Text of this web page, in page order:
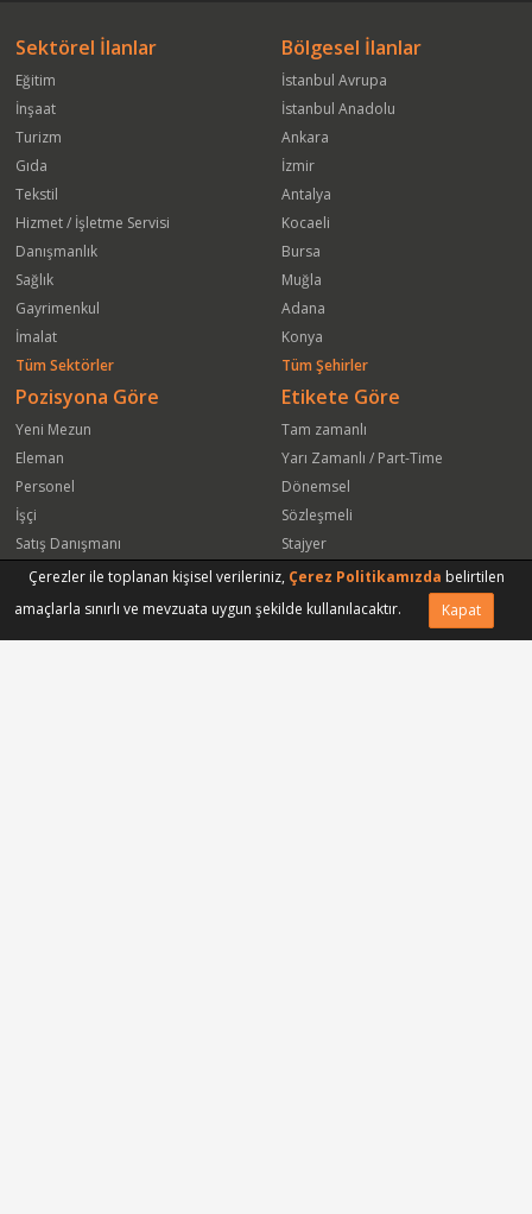
Sektörel İlanlar
Eğitim
İnşaat
Turizm
Gıda
Tekstil
Hizmet / İşletme Servisi
Danışmanlık
Sağlık
Gayrimenkul
İmalat
Tüm Sektörler
Bölgesel İlanlar
İstanbul Avrupa
İstanbul Anadolu
Ankara
İzmir
Antalya
Kocaeli
Bursa
Muğla
Adana
Konya
Tüm Şehirler
Pozisyona Göre
Yeni Mezun
Eleman
Personel
İşçi
Satış Danışmanı
Öğrenci
Satış Elemanı
Etikete Göre
Tam zamanlı
Yarı Zamanlı / Part-Time
Dönemsel
Sözleşmeli
Stajyer
Freelance
Yeni Mezun
Çerezler ile toplanan kişisel verileriniz, Çerez Politikamızda belirtilen
amaçlarla sınırlı ve mevzuata uygun şekilde kullanılacaktır.
Kapat